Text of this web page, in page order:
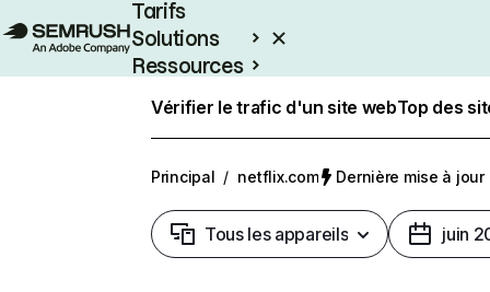
Tarifs
Solutions
Ressources
Vérifier le trafic d'un site webTop des
Principal / netflix.com Dernière mise à jour
Tous les appareils juin